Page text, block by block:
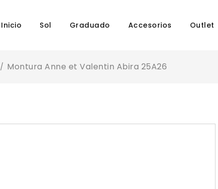
Inicio Sol Graduado Accesorios Outlet
/ Montura Anne et Valentin Abira 25A26